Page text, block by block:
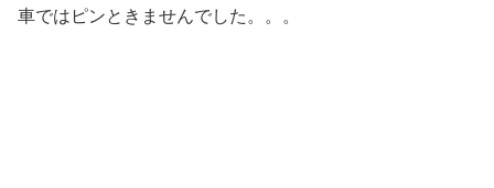
車ではピンときませんでした。。。